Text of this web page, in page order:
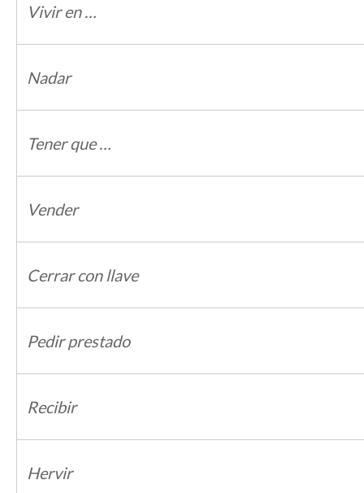
Vivir en …
Nadar
Tener que …
Vender
Cerrar con llave
Pedir prestado
Recibir
Hervir